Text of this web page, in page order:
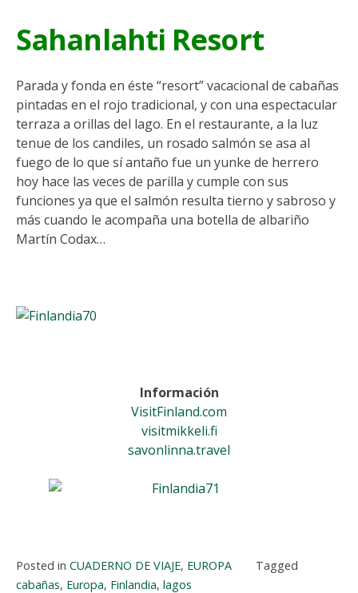
Sahanlahti Resort
Parada y fonda en éste “resort” vacacional de cabañas
pintadas en el rojo tradicional, y con una espectacular
terraza a orillas del lago. En el restaurante, a la luz
tenue de los candiles, un rosado salmón se asa al
fuego de lo que sí antaño fue un yunke de herrero
hoy hace las veces de parilla y cumple con sus
funciones ya que el salmón resulta tierno y sabroso y
más cuando le acompaña una botella de albariño
Martín Codax…
Información
VisitFinland.com
visitmikkeli.fi
savonlinna.travel
Posted in CUADERNO DE VIAJE, EUROPA
Tagged
cabañas, Europa, Finlandia, lagos